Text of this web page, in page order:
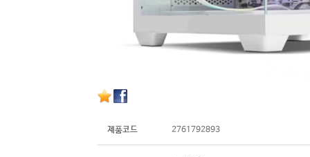
제품코드 2761792893